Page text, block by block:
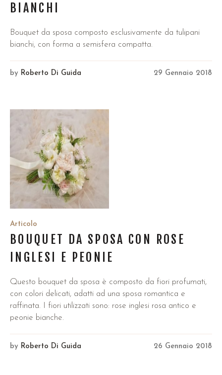
BIANCHI
Bouquet da sposa composto esclusivamente da tulipani
bianchi, con forma a semisfera compatta.
29 Gennaio 2018
by Roberto Di Guida
Articolo
BOUQUET DA SPOSA CON ROSE
INGLESI E PEONIE
Questo bouquet da sposa è composto da fiori profumati,
con colori delicati, adatti ad una sposa romantica e
raffinata. I fiori utilizzati sono: rose inglesi rosa antico e
peonie bianche.
26 Gennaio 2018
by Roberto Di Guida